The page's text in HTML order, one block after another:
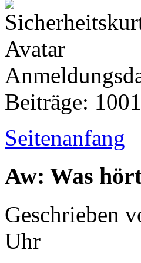
Beiträge:
Seitenanfang
Aw: Was
Geschrieben
Uhr